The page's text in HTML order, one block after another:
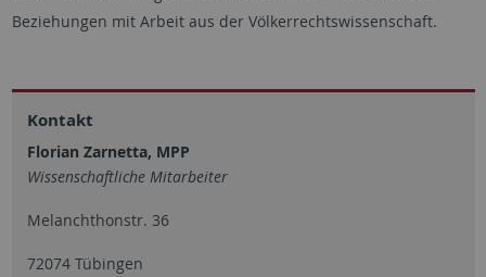
Beziehungen mit Arbeit aus der Völkerrechtswissenschaft.
Kontakt
Florian Zarnetta, MPP
Wissenschaftliche Mitarbeiter
Melanchthonstr. 36
72074 Tübingen